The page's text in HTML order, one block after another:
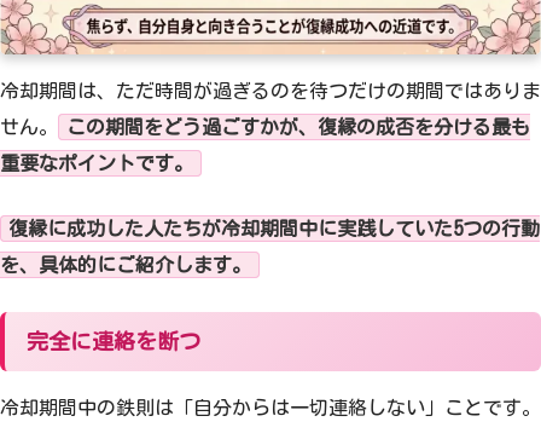
冷却期間は、ただ時間が過ぎるのを待つだけの期間ではありま
せん。
この期間をどう過ごすかが、復縁の成否を分ける最も
重要なポイントです。
復縁に成功した人たちが冷却期間中に実践していた5つの行動
を、具体的にご紹介します。
完全に連絡を断つ
冷却期間中の鉄則は「自分からは一切連絡しない」ことです。